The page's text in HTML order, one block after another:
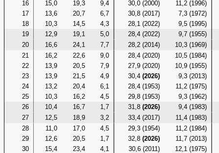
16
15,0 19,3 9,4 30,0 (2000)
11,2 (1996)
17
13,6 20,7 6,7 30,8 (2017)
7,3 (1972)
18
10,3 14,5 4,3 28,1 (2022)
9,5 (1995)
19
12,9 19,1 5,0 28,4 (2022)
9,7 (1955)
20
16,6 24,1 7,7 28,2 (2014)
10,3 (1969)
21
16,2 22,6 9,0 28,4 (2020)
10,5 (1984)
22
13,9 20,5 7,9 27,9 (2020)
10,9 (1955)
23
13,9 21,5 4,9 30,4(2026)
9,3 (2013)
24
13,2 20,4 6,1 28,4 (1953)
11,2 (1975)
25
10,3 16,2 4,5 29,8 (1953)
9,3 (1962)
26
10,4 16,7 1,7 31,8(2026)
9,4 (1983)
27
12,5 18,9 3,2 33,4 (2017)
11,4 (1983)
28
11,0 17,0 4,5 29,3 (1954)
11,2 (1984)
29
12,6 20,5 1,7 32,8(2026)
11,7 (2013)
30
15,4 23,4 4,1 30,6 (2011)
12,1 (1975)